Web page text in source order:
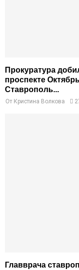
Прокуратура
проспекте
Ставрополь...
От Кристина Волкова
Главврача